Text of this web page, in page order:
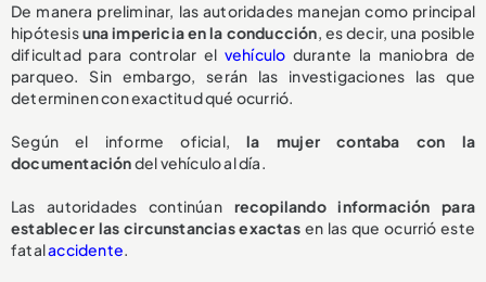
De manera preliminar, las autoridades manejan como principal
hipótesisuna impericia en la conducción, es decir, una posible
dificultad para controlar el vehículo durante la maniobra de
parqueo. Sin embargo, serán las investigaciones las que
determinen con exactitud qué ocurrió.
Según el informe oficial,la mujer contaba con la
documentacióndel vehículo al día.
Las autoridades continúan recopilando información para
establecer las circunstancias exactasen las que ocurrió este
fatalaccidente.